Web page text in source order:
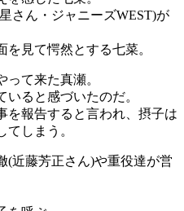
さん・ジャニーズWEST)が
見て愕然とする七菜。
って来た真瀬。
いると感づいたのだ。
を報告すると言われ、摂子は
しまう。
(近藤芳正さん)や重役達が営